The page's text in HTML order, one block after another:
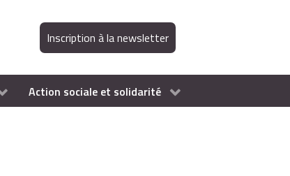
Inscription à la newsletter
Action sociale et solidarité